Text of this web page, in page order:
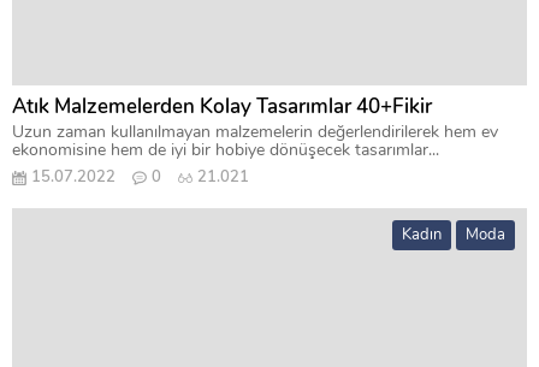
Atık Malzemelerden Kolay Tasarımlar 40+Fikir
Uzun zaman kullanılmayan malzemelerin değerlendirilerek hem ev
ekonomisine hem de iyi bir hobiye dönüşecek tasarımlar...
15.07.2022 0 21.021
Kadın Moda